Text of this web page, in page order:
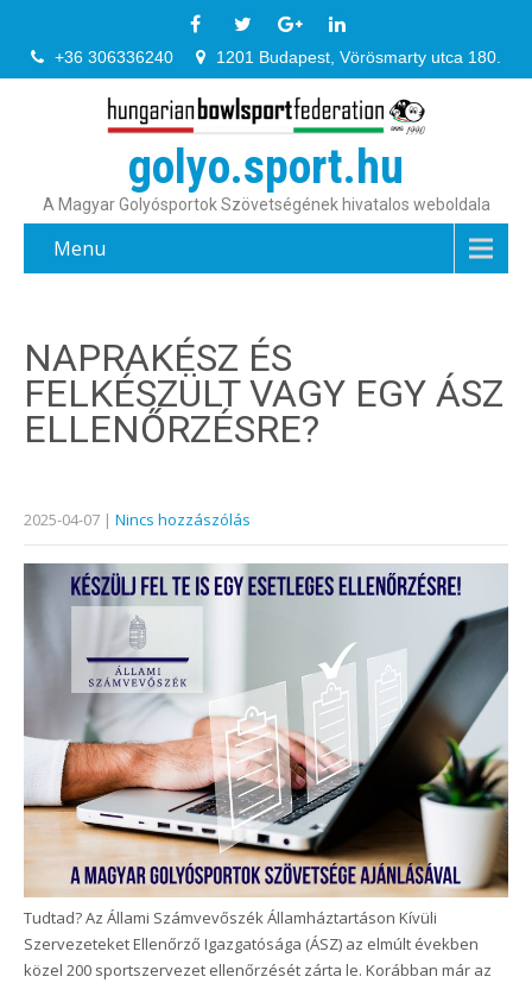
+36 306336240 1201 Budapest, Vörösmarty utca 180.
golyo.sport.hu
A Magyar Golyósportok Szövetségének hivatalos weboldala
Menu
NAPRAKÉSZ ÉS
FELKÉSZÜLT VAGY EGY ÁSZ
ELLENŐRZÉSRE?
2025-04-07 | Nincs hozzászólás
Tudtad? Az Állami Számvevőszék Államháztartáson Kívüli
Szervezeteket Ellenőrző Igazgatósága (ÁSZ) az elmúlt években
közel 200 sportszervezet ellenőrzését zárta le. Korábban már az